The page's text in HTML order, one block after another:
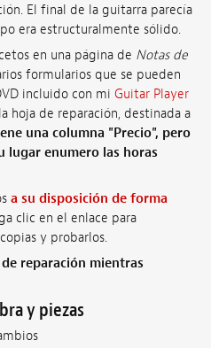
El final de la guitarra parecía
era estructuralmente sólido.
en una página de Notas de
formularios que se pueden
incluido con mi Guitar Player
hoja de reparación, destinada a
una columna "Precio", pero
lugar enumero las horas
a su disposición de forma
clic en el enlace para
y probarlos.
reparación mientras
y piezas